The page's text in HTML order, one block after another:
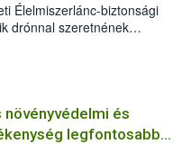
Élelmiszerlánc-biztonsági
drónnal szeretnének
tevékenységet
részletesen
és
legfontosabb